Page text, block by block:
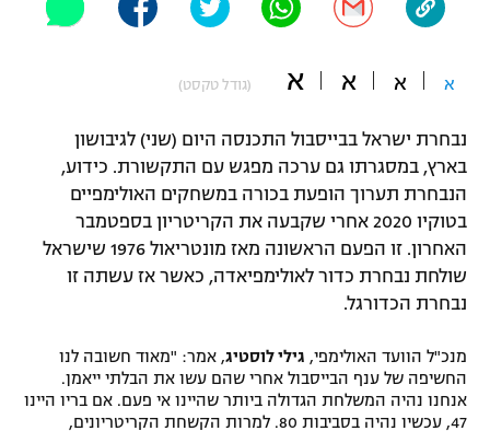
"מחצית בשכונה" – פודקאסט
תקנון משתתפים וזוכים בפרסים
תקנון עבור פעילות אלקטרה
תקנון עבור פעילות ספורט 1 – "מרלן"
טניס
גיימינג E-Sports
מדיניות פרטיות
כדורמים
פוטבול אמריקאי NFL
בייסבול MLB
ספורט אתגרי ואקסטרים
אומנויות לחימה
א א א א (גודל טקסט)
נבחרת ישראל בבייסבול התכנסה היום (שני) לגיבושון
בארץ, במסגרתו גם ערכה מפגש עם התקשורת. כידוע,
הנבחרת תערוך הופעת בכורה במשחקים האולימפיים
בטוקיו 2020 אחרי שקבעה את הקריטריון בספטמבר
האחרון. זו הפעם הראשונה מאז מונטריאול 1976 שישראל
שולחת נבחרת כדור לאולימפיאדה, כאשר אז עשתה זו
נבחרת הכדורגל.
מנכ"ל הוועד האולימפי, גילי לוסטיג, אמר: "מאוד חשובה לנו
החשיפה של ענף הבייסבול אחרי שהם עשו את הבלתי ייאמן.
אנחנו נהיה המשלחת הגדולה ביותר שהיינו אי פעם. אם בריו היינו
47, עכשיו נהיה בסביבות 80. למרות הקשחת הקריטריונים,